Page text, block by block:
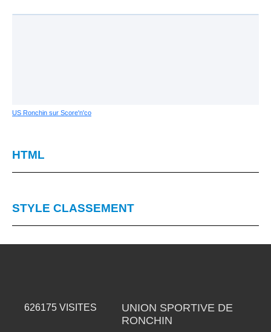
US Ronchin sur Score'n'co
HTML
STYLE CLASSEMENT
626175 VISITES
UNION SPORTIVE DE
RONCHIN